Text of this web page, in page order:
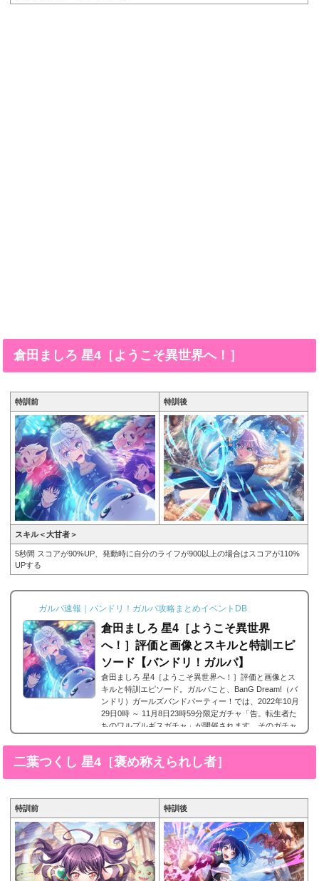
倉田ましろ 星4［ようこそ異世界へ！］
特訓前 特訓後
スキル＜大甘者＞
5秒間 スコアが90%UP、発動時に自分のライフが900以上の場合はスコアが110%
UPする
ガルパ速報｜バンドリ！ガルパ攻略まとめイベントDB
倉田ましろ 星4［ようこそ異世界
へ！］評価と画像とスキルと特訓エピ
ソード【バンドリ！ガルパ】
倉田ましろ 星4［ようこそ異世界へ！］評価と画像とス
キルと特訓エピソード。ガルパこと、BanG Dream!（バ
ンドリ）ガールズバンドパーティー！では、2022年10月
29日0時 ～ 11月8日23時59分限定ガチャ「告。転生者た
ちのワルプルギスガチャ」が開催されます。そのガチャ
異世界へ！］が登場。今回は、倉田ましろ 星4［ようこ
二葉つくし 星4［褒め称えられし者］
特訓前 特訓後